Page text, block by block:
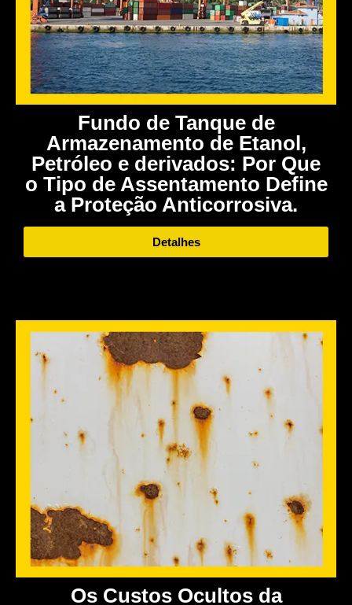
Fundo de Tanque de
Armazenamento de Etanol,
Petróleo e derivados: Por Que
o Tipo de Assentamento Define
a Proteção Anticorrosiva.
Detalhes
Os Custos Ocultos da